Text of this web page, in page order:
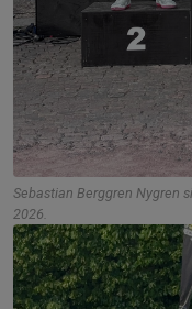
Sebastian Berggren Nygren
2026.